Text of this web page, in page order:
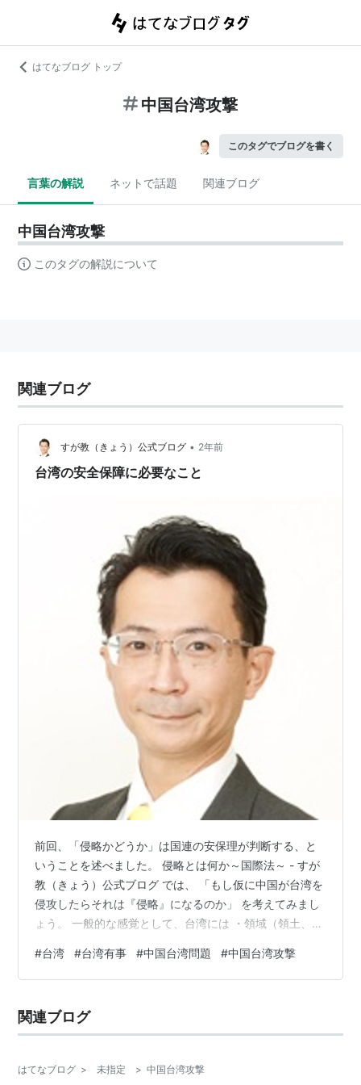
はてなブログ トップ
中国台湾攻撃
このタグでブログを書く
言葉の解説 ネットで話題 関連ブログ
中国台湾攻撃
このタグの解説について
関連ブログ
すが教（きょう）公式ブログ • 2年前
台湾の安全保障に必要なこと
前回、「侵略かどうか」は国連の安保理が判断する、と
いうことを述べました。 侵略とは何か～国際法～ - すが
教（きょう）公式ブログ では、 「もし仮に中国が台湾を
侵攻したらそれは『侵略』になるのか」 を考えてみまし
ょう。 一般的な感覚として、台湾には ・領域（領土、領
する（独自の政府が存在する） ので独立国です。 『侵
略』の定義によれば、「他国の領土に対する侵入・攻
略である」 と言えそうです。 しかし「独立国であるかど
うか」は客観的に自動的に決まるものではなく、 「他国
#台湾 #台湾有事 #中国台湾問題 #中国台湾攻撃
関連ブログ
はてなブログ > 未指定 > 中国台湾攻撃